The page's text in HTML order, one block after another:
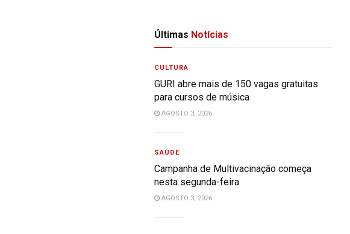
Últimas Notícias
CULTURA
GURI abre mais de 150 vagas gratuitas
para cursos de música
AGOSTO 3, 2026
SAÚDE
Campanha de Multivacinação começa
nesta segunda-feira
AGOSTO 3, 2026